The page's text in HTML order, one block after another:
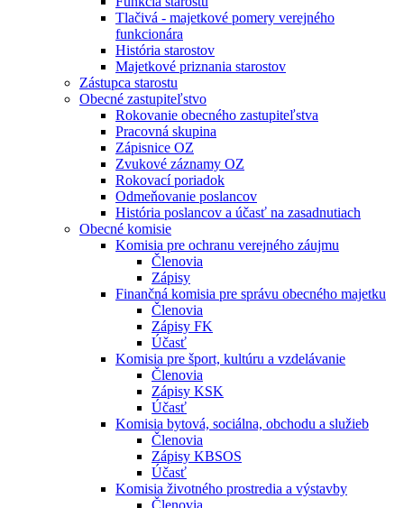
Tlačivá - majetkové pomery verejného
funkcionára
História starostov
Majetkové priznania starostov
Zástupca starostu
Obecné zastupiteľstvo
Rokovanie obecného zastupiteľstva
Pracovná skupina
Zápisnice OZ
Zvukové záznamy OZ
Rokovací poriadok
Odmeňovanie poslancov
História poslancov a účasť na zasadnutiach
Obecné komisie
Komisia pre ochranu verejného záujmu
Členovia
Zápisy
Finančná komisia pre správu obecného majetku
Členovia
Zápisy FK
Účasť
Komisia pre šport, kultúru a vzdelávanie
Členovia
Zápisy KSK
Účasť
Komisia bytová, sociálna, obchodu a služieb
Členovia
Zápisy KBSOS
Účasť
Komisia životného prostredia a výstavby
Členovia